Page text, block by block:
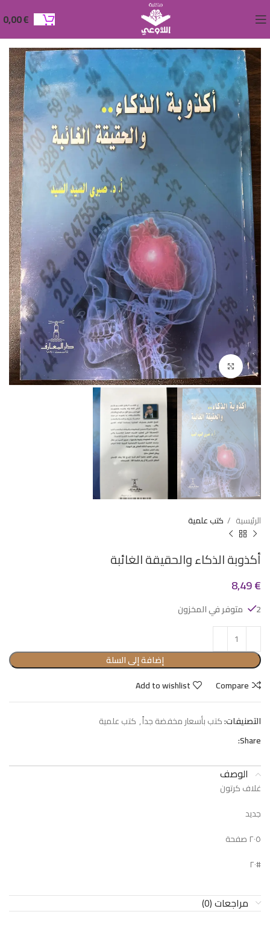
0,00€
Click to enlarge
الرئيسية كتب علمية
أكذوبة الذكاء والحقيقة الغائبة
8,49€
2 متوفر في المخزون
إضافة إلى السلة
Compare
Add to wishlist
التصنيفات:كتب بأسعار مخفضة جداً, كتب علمية
Share:
الوصف
غلاف كرتون
جديد
٢٠٥ صفحة
#٢٠
مراجعات (0)